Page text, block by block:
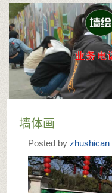
墙体画
Posted by zhushican